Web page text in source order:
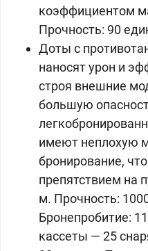
коэффициентом
Прочность: 90
Доты с
наносят урон и
строя внешние
большую
имеют неплохую
бронирование,
препятствием на
м. Прочность:
Бронепробитие:
кассеты — 25